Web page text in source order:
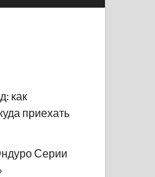
как
приехать
Серии